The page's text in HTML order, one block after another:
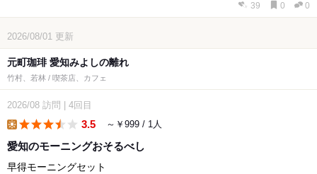
39 0 0
2026/08/01 更新
元町珈琲 愛知みよしの離れ
竹村、若林 / 喫茶店、カフェ
2026/08 訪問 4回目
3.5 ～￥999 / 1人
愛知のモーニングおそるべし
早得モーニングセット